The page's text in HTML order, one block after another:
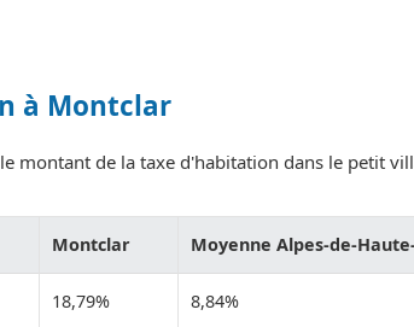
à Montclar
montant de la taxe d'habitation dans le petit
Montclar Moyenne Alpes-de-
18,79% 8,84%